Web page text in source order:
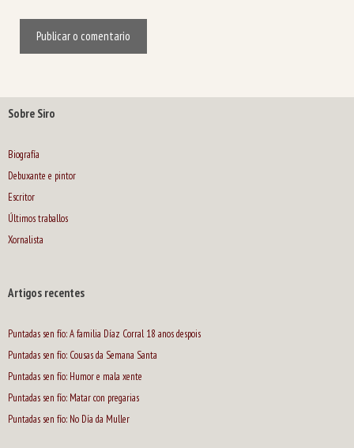
Sobre Siro
Biografía
Debuxante e pintor
Escritor
Últimos traballos
Xornalista
Artigos recentes
Puntadas sen fío: A familia Díaz Corral 18 anos despois
Puntadas sen fío: Cousas da Semana Santa
Puntadas sen fío: Humor e mala xente
Puntadas sen fío: Matar con pregarias
Puntadas sen fío: No Día da Muller